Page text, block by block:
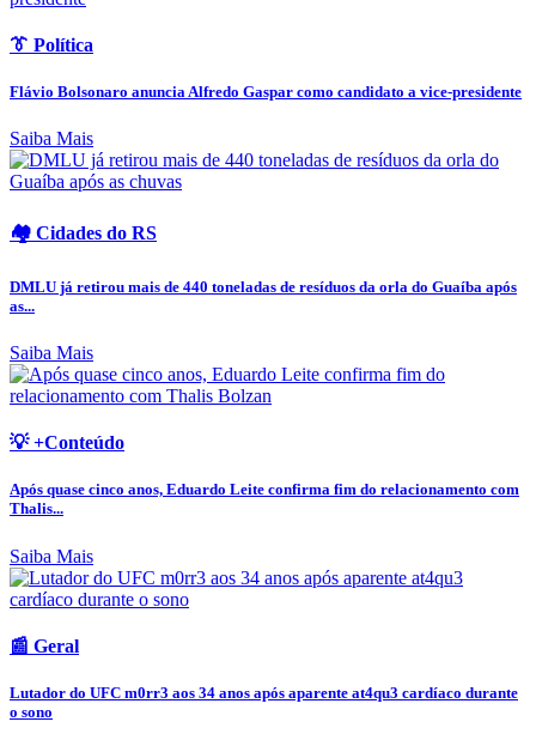
👔 Política
Flávio Bolsonaro anuncia Alfredo Gaspar como candidato a vice-presidente
Saiba Mais
🏘️ Cidades do RS
DMLU já retirou mais de 440 toneladas de resíduos da orla do Guaíba após
as...
Saiba Mais
💡 +Conteúdo
Após quase cinco anos, Eduardo Leite confirma fim do relacionamento com
Thalis...
Saiba Mais
📰 Geral
Lutador do UFC m0rr3 aos 34 anos após aparente at4qu3 cardíaco durante
o sono